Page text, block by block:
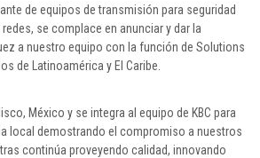
de equipos de transmisión para seguridad
se complace en anunciar y dar la
a nuestro equipo con la función de Solutions
de Latinoamérica y El Caribe.
México y se integra al equipo de KBC para
local demostrando el compromiso a nuestros
continúa proveyendo calidad, innovando